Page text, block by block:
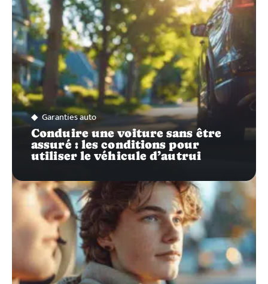
Garanties auto
Conduire une voiture sans être
assuré : les conditions pour
utiliser le véhicule d’autrui